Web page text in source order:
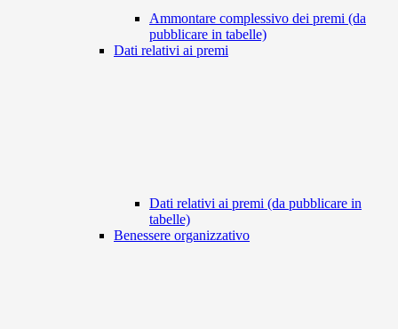
Ammontare complessivo dei premi (da
pubblicare in tabelle)
Dati relativi ai premi
Dati relativi ai premi (da pubblicare in
tabelle)
Benessere organizzativo